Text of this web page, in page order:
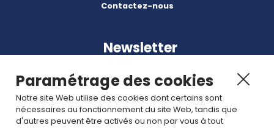
Contactez-nous
Newsletter
Abonnez-vous à nos dernières nouvelles et articles.
Paramétrage des cookies
Notre site Web utilise des cookies dont certains sont
nécessaires au fonctionnement du site Web, tandis que
d'autres peuvent être activés ou non par vous à tout